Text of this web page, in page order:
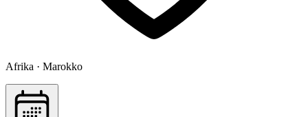
Afrika · Marokko